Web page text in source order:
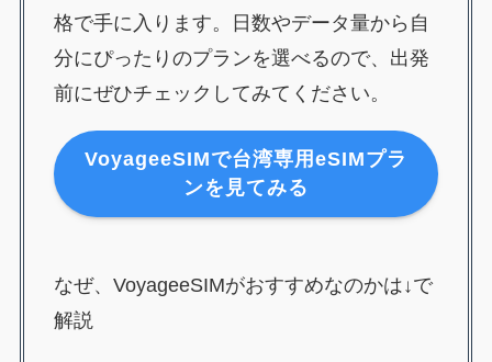
格で手に入ります。日数やデータ量から自
分にぴったりのプランを選べるので、出発
前にぜひチェックしてみてください。
VoyageeSIMで台湾専用eSIMプラ
ンを見てみる
なぜ、VoyageeSIMがおすすめなのかは↓で
解説